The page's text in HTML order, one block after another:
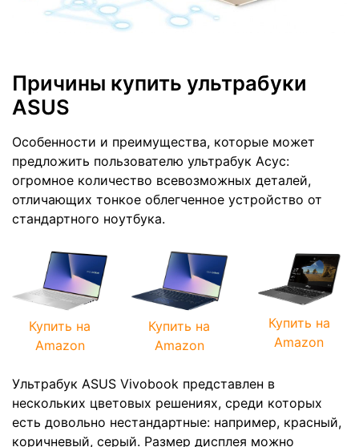
Причины купить ультрабуки
ASUS
Особенности и преимущества, которые может
предложить пользователю ультрабук Асус:
огромное количество всевозможных деталей,
отличающих тонкое облегченное устройство от
стандартного ноутбука.
Купить на
Amazon
Купить на
Amazon
Купить на
Amazon
Ультрабук ASUS Vivobook представлен в
нескольких цветовых решениях, среди которых
есть довольно нестандартные: например, красный,
коричневый, серый. Размер дисплея можно